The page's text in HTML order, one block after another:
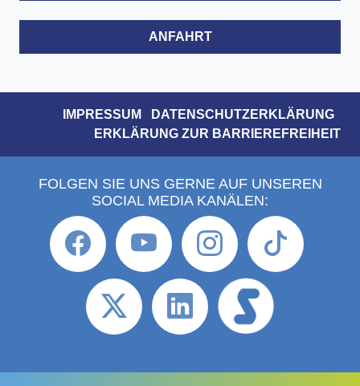
ANFAHRT
IMPRESSUM
DATENSCHUTZERKLÄRUNG
ERKLÄRUNG ZUR BARRIEREFREIHEIT
FOLGEN SIE UNS GERNE AUF UNSEREN
SOCIAL MEDIA KANÄLEN: